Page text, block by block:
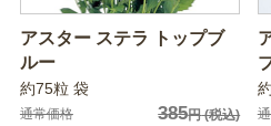
アスター ステラ トップブ
ルー
約75粒 袋
通常価格 385円(税込)